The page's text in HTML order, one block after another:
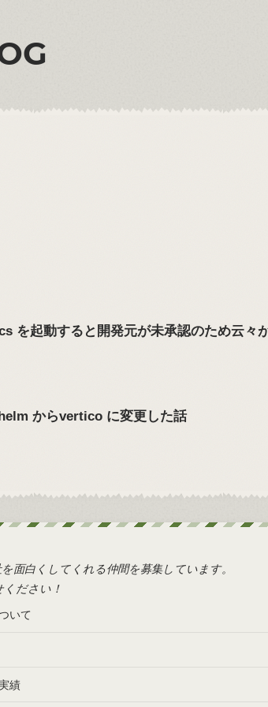
を起動すると開発元が未承認のため云々
からvertico に変更した話
面白くしてくれる仲間を募集しています。
ださい！
いて
績